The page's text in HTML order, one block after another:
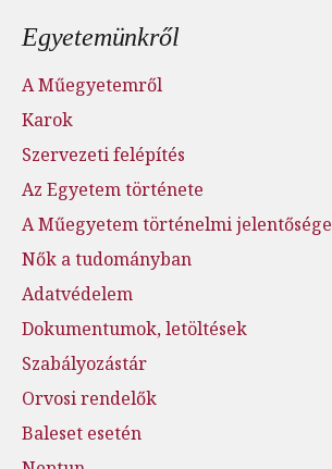
Lábléc menü
Egyetemünkről
A Műegyetemről
Karok
Szervezeti felépítés
Az Egyetem története
A Műegyetem történelmi jelentősége
Nők a tudományban
Adatvédelem
Dokumentumok, letöltések
Szabályozástár
Orvosi rendelők
Baleset esetén